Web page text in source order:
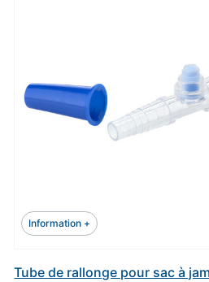
Information +
Tube de rallonge pour sac à